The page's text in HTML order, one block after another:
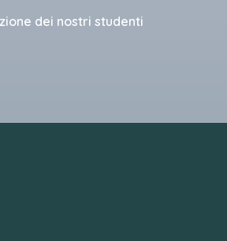
dei nostri studenti